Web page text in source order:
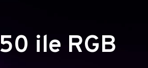
ile RGB